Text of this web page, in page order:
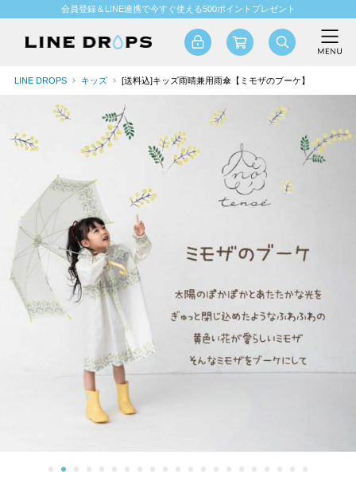
会員登録＆LINE連携で今すぐ使える500ポイントプレゼント
LINE DROPS キッズ [送料込]キッズ雨晴兼用雨傘【ミモザのブーケ】